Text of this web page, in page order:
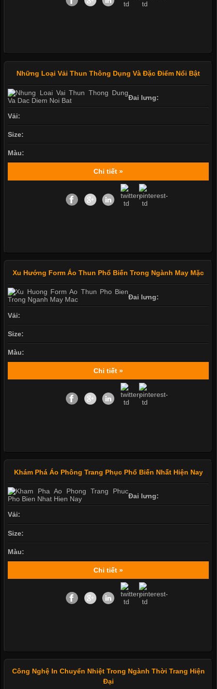
Những Loại Vải Thun Thông Dụng Và Đặc Điểm Nổi Bật
Đai lưng:
Vải:
Size:
Màu:
Chi tiết »
Xu Hướng Form Áo Thun Phổ Biến Trong Ngành May Mặc
Đai lưng:
Vải:
Size:
Màu:
Chi tiết »
Khám Phá Áo Phông Trang Phục Phổ Biến Nhất Hiện Nay
Đai lưng:
Vải:
Size:
Màu:
Chi tiết »
Công Nghệ In Chuyển Nhiệt Trong Ngành Thời Trang Hiện
Đại